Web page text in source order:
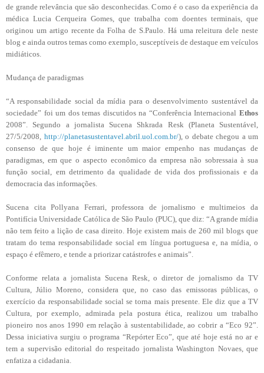
de grande relevância que são desconhecidas. Como é o caso da experiência da
médica Lucia Cerqueira Gomes, que trabalha com doentes terminais, que
originou um artigo recente da Folha de S.Paulo. Há uma releitura dele neste
blog e ainda outros temas como exemplo, susceptíveis de destaque em veículos
midiáticos.
Mudança de paradigmas
“A responsabilidade social da mídia para o desenvolvimento sustentável da
sociedade” foi um dos temas discutidos na “Conferência Internacional Ethos
2008”. Segundo a jornalista Sucena Shkrada Resk (Planeta Sustentável,
27/5/2008, http://planetasustentavel.abril.uol.com.br/), o debate chegou a um
consenso de que hoje é iminente um maior empenho nas mudanças de
paradigmas, em que o aspecto econômico da empresa não sobressaia à sua
função social, em detrimento da qualidade de vida dos profissionais e da
democracia das informações.
Sucena cita Pollyana Ferrari, professora de jornalismo e multimeios da
Pontifícia Universidade Católica de São Paulo (PUC), que diz: “A grande mídia
não tem feito a lição de casa direito. Hoje existem mais de 260 mil blogs que
tratam do tema responsabilidade social em língua portuguesa e, na mídia, o
espaço é efêmero, e tende a priorizar catástrofes e animais”.
Conforme relata a jornalista Sucena Resk, o diretor de jornalismo da TV
Cultura, Júlio Moreno, considera que, no caso das emissoras públicas, o
exercício da responsabilidade social se torna mais presente. Ele diz que a TV
Cultura, por exemplo, admirada pela postura ética, realizou um trabalho
pioneiro nos anos 1990 em relação à sustentabilidade, ao cobrir a “Eco 92”.
Dessa iniciativa surgiu o programa “Repórter Eco”, que até hoje está no ar e
tem a supervisão editorial do respeitado jornalista Washington Novaes, que
enfatiza a cidadania.